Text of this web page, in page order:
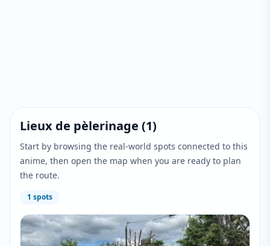
Lieux de pèlerinage (1)
Start by browsing the real-world spots connected to this
anime, then open the map when you are ready to plan
the route.
1 spots